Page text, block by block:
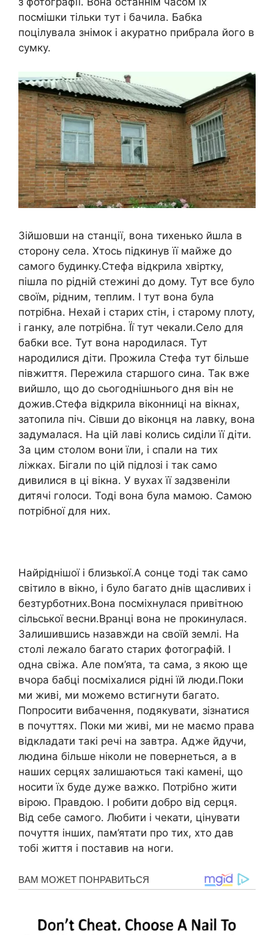
посмішки тільки тут і бачила. Бабка
поцілувала знімок і акуратно прибрала його в
сумку.
Зійшовши на станції, вона тихенько йшла в
сторону села. Хтось підкинув її майже до
самого будинку.Стефа відкрила хвіртку,
пішла по рідній стежині до дому. Тут все було
своїм, рідним, теплим. І тут вона була
потрібна. Нехай і старих стін, і старому плоту,
і ганку, але потрібна. Її тут чекали.Село для
бабки все. Тут вона народилася. Тут
народилися діти. Прожила Стефа тут більше
півжиття. Пережила старшого сина. Так вже
вийшло, що до сьогоднішнього дня він не
дожив.Стефа відкрила віконниці на вікнах,
затопила піч. Сівши до віконця на лавку, вона
задумалася. На цій лаві колись сиділи її діти.
За цим столом вони їли, і спали на тих
ліжках. Бігали по цій підлозі і так само
дивилися в ці вікна. У вухах її задзвеніли
дитячі голоси. Тоді вона була мамою. Самою
потрібної для них.
Найріднішої і близької.А сонце тоді так само
світило в вікно, і було багато днів щасливих і
безтурботних.Вона посміхнулася привітною
сільської весни.Вранці вона не прокинулася.
Залишившись назавжди на своїй землі. На
столі лежало багато старих фотографій. І
одна свіжа. Але пом’ята, та сама, з якою ще
вчора бабці посміхалися рідні їй люди.Поки
ми живі, ми можемо встигнути багато.
Попросити вибачення, подякувати, зізнатися
в почуттях. Поки ми живі, ми не маємо права
відкладати такі речі на завтра. Адже йдучи,
людина більше ніколи не повернеться, a в
наших серцях залишаються такі камені, що
носити їх буде дуже важко. Потрібно жити
вірою. Правдою. І робити добро від серця.
Від себе самого. Любити і чекати, цінувати
почуття інших, пам’ятати про тих, хто дав
тобі життя і поставив на ноги.